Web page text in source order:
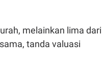
melainkan lima dari
tanda valuasi